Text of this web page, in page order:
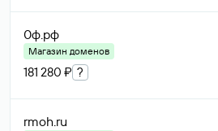
0ф.рф
Магазин доменов
181 280 ₽ ?
rmoh.ru